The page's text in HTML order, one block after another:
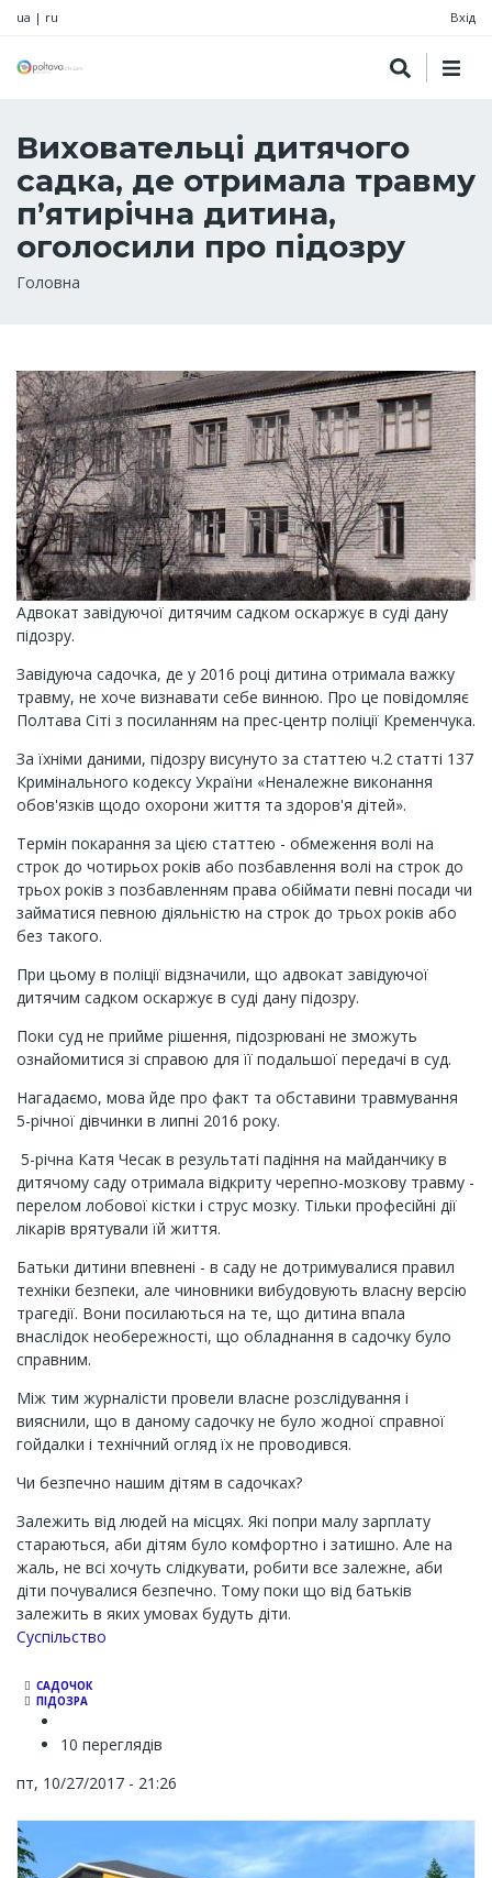
ua | ru Вхід
Виховательці дитячого
садка, де отримала травму
п’ятирічна дитина,
оголосили про підозру
Рядок
Головна
Адвокат завідуючої дитячим садком оскаржує в суді дану
підозру.
Завідуюча садочка, де у 2016 році дитина отримала важку
травму, не хоче визнавати себе винною. Про це повідомляє
Полтава Сіті з посиланням на прес-центр поліції Кременчука.
За їхніми даними, підозру висунуто за статтею ч.2 статті 137
Кримінального кодексу України «Неналежне виконання
обов'язків щодо охорони життя та здоров'я дітей».
Термін покарання за цією статтею - обмеження волі на
строк до чотирьох років або позбавлення волі на строк до
трьох років з позбавленням права обіймати певні посади чи
займатися певною діяльністю на строк до трьох років або
без такого.
При цьому в поліції відзначили, що адвокат завідуючої
дитячим садком оскаржує в суді дану підозру.
Поки суд не прийме рішення, підозрювані не зможуть
ознайомитися зі справою для її подальшої передачі в суд.
Нагадаємо, мова йде про факт та обставини травмування
5-річної дівчинки в липні 2016 року.
5-річна Катя Чесак в результаті падіння на майданчику в
дитячому саду отримала відкриту черепно-мозкову травму -
перелом лобової кістки і струс мозку. Тільки професійні дії
лікарів врятували їй життя.
Батьки дитини впевнені - в саду не дотримувалися правил
техніки безпеки, але чиновники вибудовують власну версію
трагедії. Вони посилаються на те, що дитина впала
внаслідок необережності, що обладнання в садочку було
справним.
Між тим журналісти провели власне розслідування і
вияснили, що в даному садочку не було жодної справної
гойдалки і технічний огляд їх не проводився.
Чи безпечно нашим дітям в садочках?
Залежить від людей на місцях. Які попри малу зарплату
стараються, аби дітям було комфортно і затишно. Але на
жаль, не всі хочуть слідкувати, робити все залежне, аби
діти почувалися безпечно. Тому поки що від батьків
залежить в яких умовах будуть діти.
Суспільство
САДОЧОК
ПІДОЗРА
10 переглядів
пт, 10/27/2017 - 21:26